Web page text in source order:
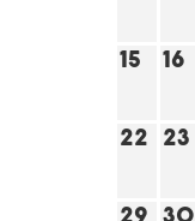
15 16
22 23